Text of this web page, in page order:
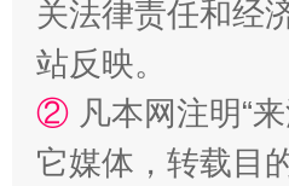
站台名比不上好声名
关法律责任和经
站反映。
② 凡本网注明“
它媒体，转载目